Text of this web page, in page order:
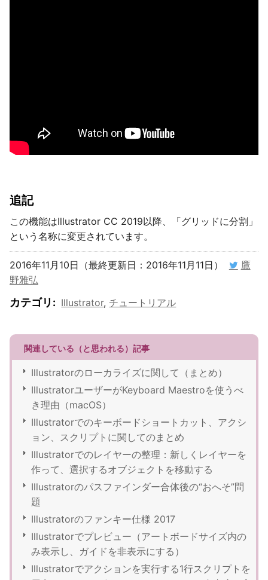
追記
この機能はIllustrator CC 2019以降、「グリッドに分割」
という名称に変更されています。
2016年11月10日（最終更新日：2016年11月11日）
鷹
野雅弘
カテゴリ : Illustrator, チュートリアル
関連している（と思われる）記事
Illustratorのローカライズに関して（まとめ）
IllustratorユーザーがKeyboard Maestroを使うべ
き理由（macOS）
Illustratorでのキーボードショートカット、アクシ
ョン、スクリプトに関してのまとめ
Illustratorでのレイヤーの整理：新しくレイヤーを
作って、選択するオブジェクトを移動する
Illustratorのパスファインダー合体後の“おへそ”問
題
Illustratorのファンキー仕様 2017
Illustratorでプレビュー（アートボードサイズ内の
み表示し、ガイドを非表示にする）
Illustratorでアクションを実行する1行スクリプトを